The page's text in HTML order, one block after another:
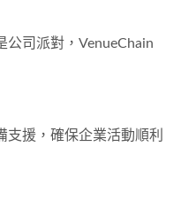
公司派對，VenueChain
支援，確保企業活動順利